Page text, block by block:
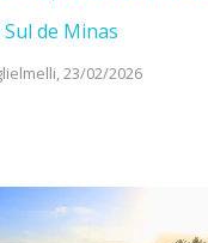
de Minas
23/02/2026